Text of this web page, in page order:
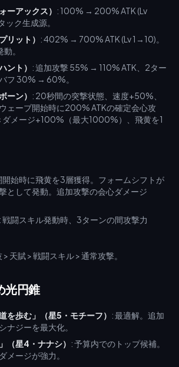
ーアックス） : 100% → 200% ATK (Lv
ク生成源。
リット） : 402% → 700% ATK (Lv 1→10)。
。
ント） : 追加攻撃 55% → 110% ATK、2ター
フ 30% → 60%。
ーン） : 20秒間の突撃状態、速度+50%、
ェーブ開始時に200% ATKの確定会心攻
ダメージ+100%（最大1000%）、飛黄を1
開始時に飛黄を3層獲得。フォームシフトが
として発動。追加攻撃の会心ダメージ
: 戦闘スキル発動時、3ターンの間攻撃力
> 天賦 > 戦闘スキル > 通常攻撃。
光円錐
を歩む」（星5・モチーフ） : 最適解。追加
ナジーを最大化。
（星4・ナナシ） : 予算内でのトップ候補。
メージが強力。